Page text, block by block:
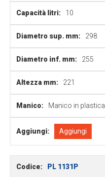
Capacità litri: 10
Diametro sup. mm: 298
Diametro inf. mm: 255
Altezza mm: 221
Manico: Manico in plastica
Aggiungi: Aggiungi
Codice: PL 1131P